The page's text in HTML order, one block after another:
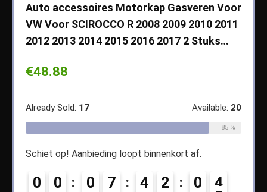
Auto accessoires Motorkap Gasveren Voor
VW Voor SCIROCCO R 2008 2009 2010 2011
2012 2013 2014 2015 2016 2017 2 Stuks…
€48.88
Already Sold: 17 Available: 20
85 %
Schiet op! Aanbieding loopt binnenkort af.
0 0 0 7 4 2 0 3
4